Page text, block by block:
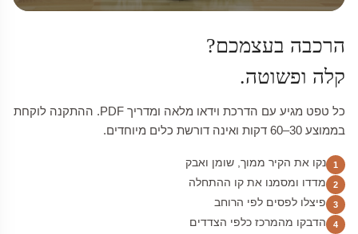
הרכבה בעצמכם?
קלה ופשוטה.
כל טפט מגיע עם הדרכת וידאו מלאה ומדריך PDF. ההתקנה לוקחת
בממוצע 30–60 דקות ואינה דורשת כלים מיוחדים.
1 נקו את הקיר ממוך, שומן ואבק
2 מדדו ומסמנו את קו ההתחלה
3 פיצלו לפסים לפי הרוחב
4 הדבקו מהמרכז כלפי הצדדים